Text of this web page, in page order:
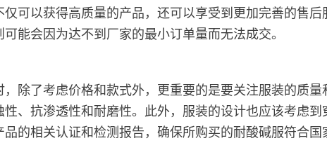
仅可以获得高质量的产品，还可以享受到更加完善的售
能会因为达不到厂家的最小订单量而无法成交。
，除了考虑价格和款式外，更重要的是要关注服装的质
性、抗渗透性和耐磨性。此外，服装的设计也应该考虑
品的相关认证和检测报告，确保所购买的耐酸碱服符合